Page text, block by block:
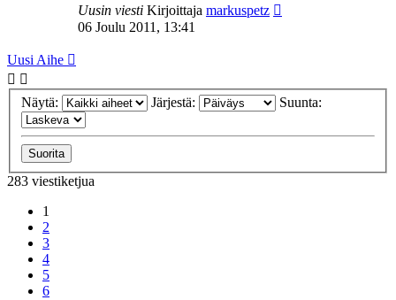
Uusin viesti Kirjoittaja markuspetz
06 Joulu 2011, 13:41
Uusi Aihe
Näytä: Järjestä: Suunta:
283 viestiketjua
1
2
3
4
5
6